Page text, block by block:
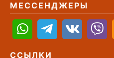
МЕССЕНДЖЕРЫ
ССЫЛКИ